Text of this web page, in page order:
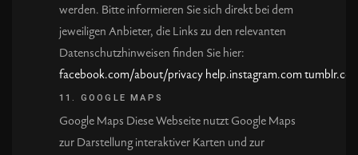
werden. Bitte informieren Sie sich direkt bei dem
jeweiligen Anbieter, die Links zu den relevanten
Datenschutzhinweisen finden Sie hier:
facebook.com/about/privacyhelp.instagram.com
11. GOOGLE MAPS
Google Maps Diese Webseite nutzt Google Maps
zur Darstellung interaktiver Karten und zur